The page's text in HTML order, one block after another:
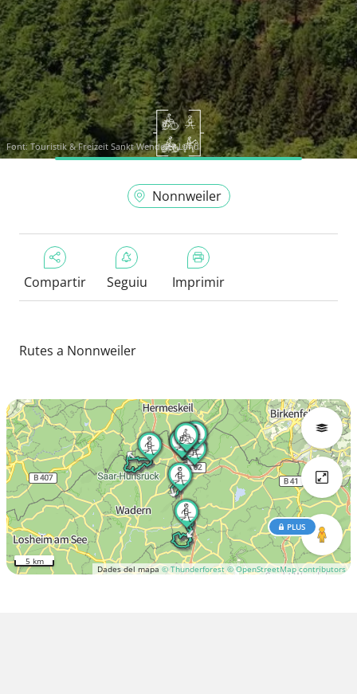
Font:Touristik & Freizeit Sankt Wendeler Land
Nonnweiler
Compartir Seguiu Imprimir
Rutes a Nonnweiler
Dades del mapa © Thunderforest © OpenStreetMap contributors
PLUS
5 km